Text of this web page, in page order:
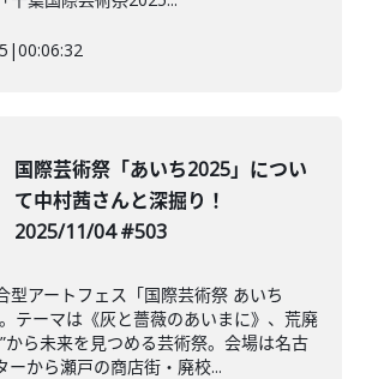
|00:06:32
️国際芸術祭「あいち2025」につい
て中村茜さんと深掘り！
2025/11/04 #503
型アートフェス「国際芸術祭 あいち
テーマは《灰と薔薇のあいまに》、荒廃
から未来を見つめる芸術祭。会場は名古
ーから瀬戸の商店街・廃校...